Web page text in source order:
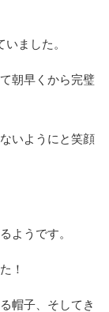
ました。
朝早くから完璧
いようにと笑顔
ようです。
！
帽子、そしてき